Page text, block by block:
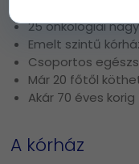
25 onkológiai
Emelt szintű
Csoportos
Már 20 főtől
Akár 70 éves
A kórház